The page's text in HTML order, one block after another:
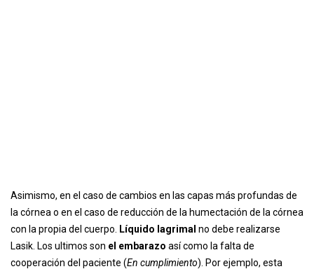
Asimismo, en el caso de cambios en las capas más profundas de
la córnea o en el caso de reducción de la humectación de la córnea
con la propia del cuerpo.
Líquido lagrimal no debe realizarse
Lasik. Los ultimos son el embarazo así como la falta de
cooperación del paciente (En cumplimiento). Por ejemplo, esta